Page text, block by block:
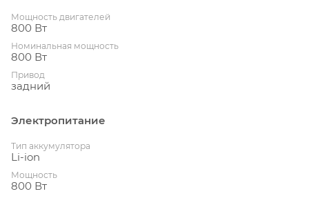
Мощность двигателей
800 Вт
Номинальная мощность
800 Вт
Привод
задний
Электропитание
Тип аккумулятора
Li-ion
Мощность
800 Вт